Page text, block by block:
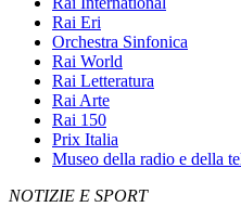
Rai Eri
Orchestra Sinfonica
Rai World
Rai Letteratura
Rai Arte
Rai 150
Prix Italia
Museo della radio e della
NOTIZIE E SPORT